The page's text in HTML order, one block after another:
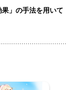
」の手法を用いて